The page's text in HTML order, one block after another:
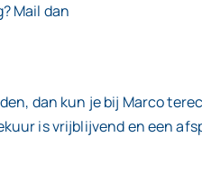
Mail dan
dan kun je bij Marco
is vrijblijvend en een